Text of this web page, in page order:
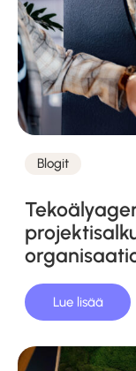
Kategoriat
Blogit
Lue lisää